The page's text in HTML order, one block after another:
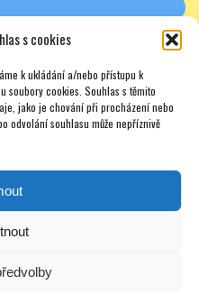
s cookies
k ukládání a/nebo přístupu k
soubory cookies. Souhlas s těmito
jako je chování při procházení nebo
odvolání souhlasu může nepříznivě
SRPŠ)
odkazy – nabídky – texty